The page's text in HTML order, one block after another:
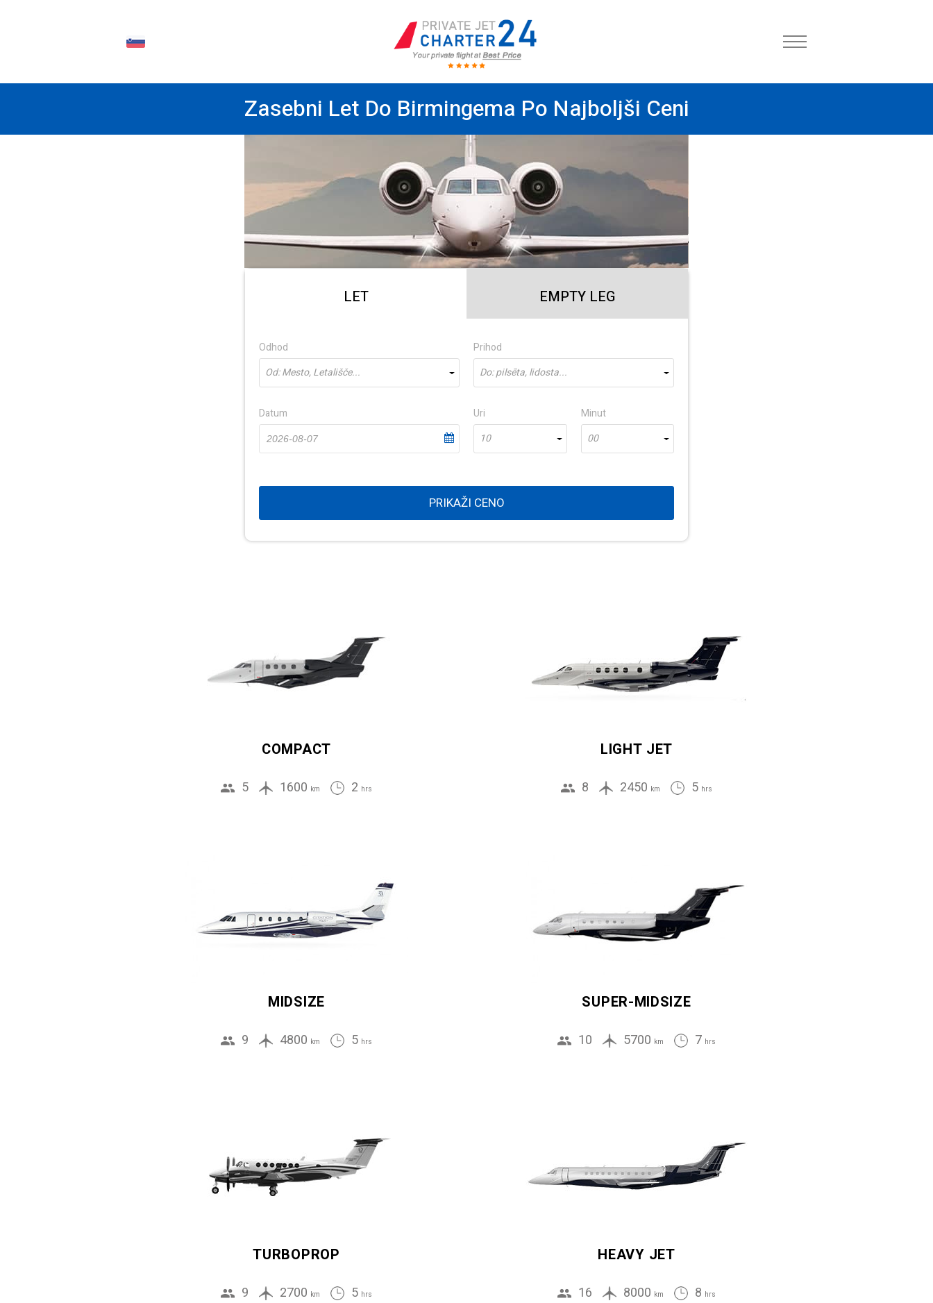
Zasebni Let Do Birmingema Po Najboljši Ceni
LET EMPTY LEG
Odhod
Od: Mesto, Letališče...
Prihod
Do: pilsēta, lidosta...
Datum
Uri
10
Minut
00
PRIKAŽI CENO
COMPACT
5 1600 km 2 hrs
LIGHT JET
8 2450 km 5 hrs
MIDSIZE
9 4800 km 5 hrs
SUPER-MIDSIZE
10 5700 km 7 hrs
TURBOPROP
9 2700 km 5 hrs
HEAVY JET
16 8000 km 8 hrs